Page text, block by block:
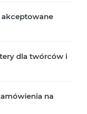
akceptowane
dla twórców i
na